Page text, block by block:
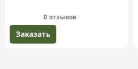
0 отзывов
Заказать